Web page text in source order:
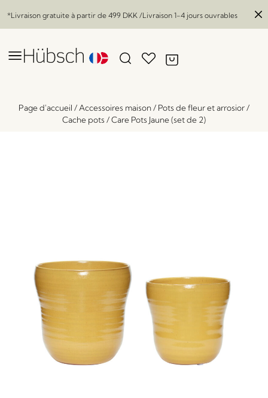
*Livraison gratuite à partir de 499 DKK /Livraison 1-4 jours ouvrables
Page d'accueil / Accessoires maison/ Pots de fleur et arrosior/
Cache pots /Care Pots Jaune (set de 2)